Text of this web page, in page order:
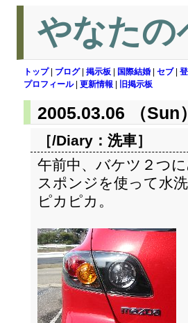
やなたの
トップ| ブログ| 掲示板 国際結婚 セブ|
プロフィール| 更新情報 旧掲示板
2005.03.06 （Sun）
［/Diary： 洗車］
午前中、バケツ２つ
スポンジを使って水
ピカピカ。